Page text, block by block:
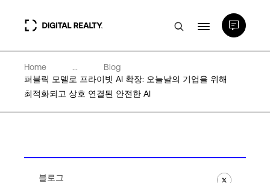
데이터 센터
PlatformDIGITAL®
Home ...
Blog
퍼블릭 모델로 프라이빗 AI 확장: 오늘날의 기업을 위해
최적화되고 상호 연결된 안전한 AI
블로그